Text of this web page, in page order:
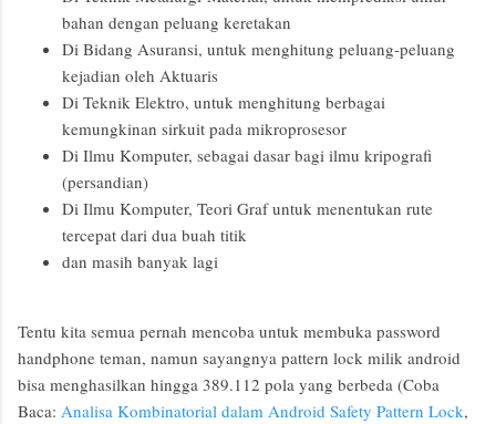
bahan dengan peluang keretakan
Di Bidang Asuransi, untuk menghitung peluang-peluang
kejadian oleh Aktuaris
Di Teknik Elektro, untuk menghitung berbagai
kemungkinan sirkuit pada mikroprosesor
Di Ilmu Komputer, sebagai dasar bagi ilmu kripografi
(persandian)
Di Ilmu Komputer, Teori Graf untuk menentukan rute
tercepat dari dua buah titik
dan masih banyak lagi
Tentu kita semua pernah mencoba untuk membuka password
handphone teman, namun sayangnya pattern lock milik android
bisa menghasilkan hingga 389.112 pola yang berbeda (Coba
Baca: Analisa Kombinatorial dalam Android Safety Pattern Lock,